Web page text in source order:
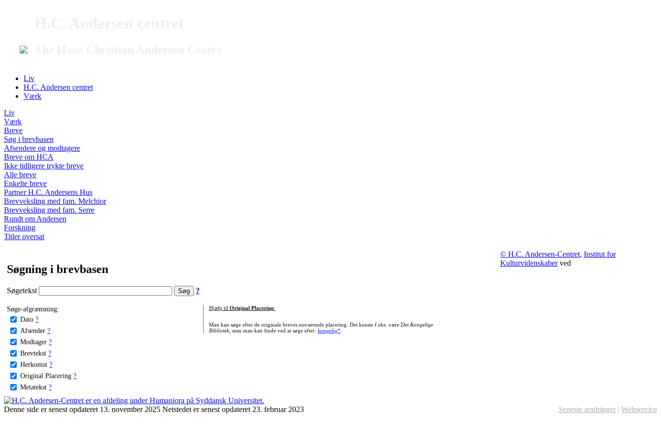
Liv
H.C. Andersen centret
Værk
Liv
Værk
Breve
Søg i brevbasen
Afsendere og modtagere
Breve om HCA
Ikke tidligere trykte breve
Alle breve
Enkelte breve
Partner H.C. Andersens Hus
Brevveksling med fam. Melchior
Brevveksling med fam. Serre
Rundt om Andersen
Forskning
Titler oversat
Søgning i brevbasen
Søgetekst ?
Søge-afgrænsning:
Dato ?
Afsender ?
Modtager ?
Brevtekst ?
Herkomst ?
Original Placering ?
Metatekst ?
Hjælp til Original Placering:
Man kan søge efter de originale breves nuværende placering. Det kunne f.eks. være Det Kongelige
Bibliotek, som man kan finde ved at søge efter: kongelig*.
© H.C. Andersen-Centret, Institut for
Kulturvidenskaberved
Denne side er senest opdateret 13. november 2025 Netstedet er senest opdateret 23. februar 2023 Seneste ændringer | Webservice